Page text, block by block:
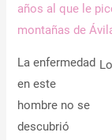
años al que le
montañas de
La enfermedad
en este
hombre no se
descubrió